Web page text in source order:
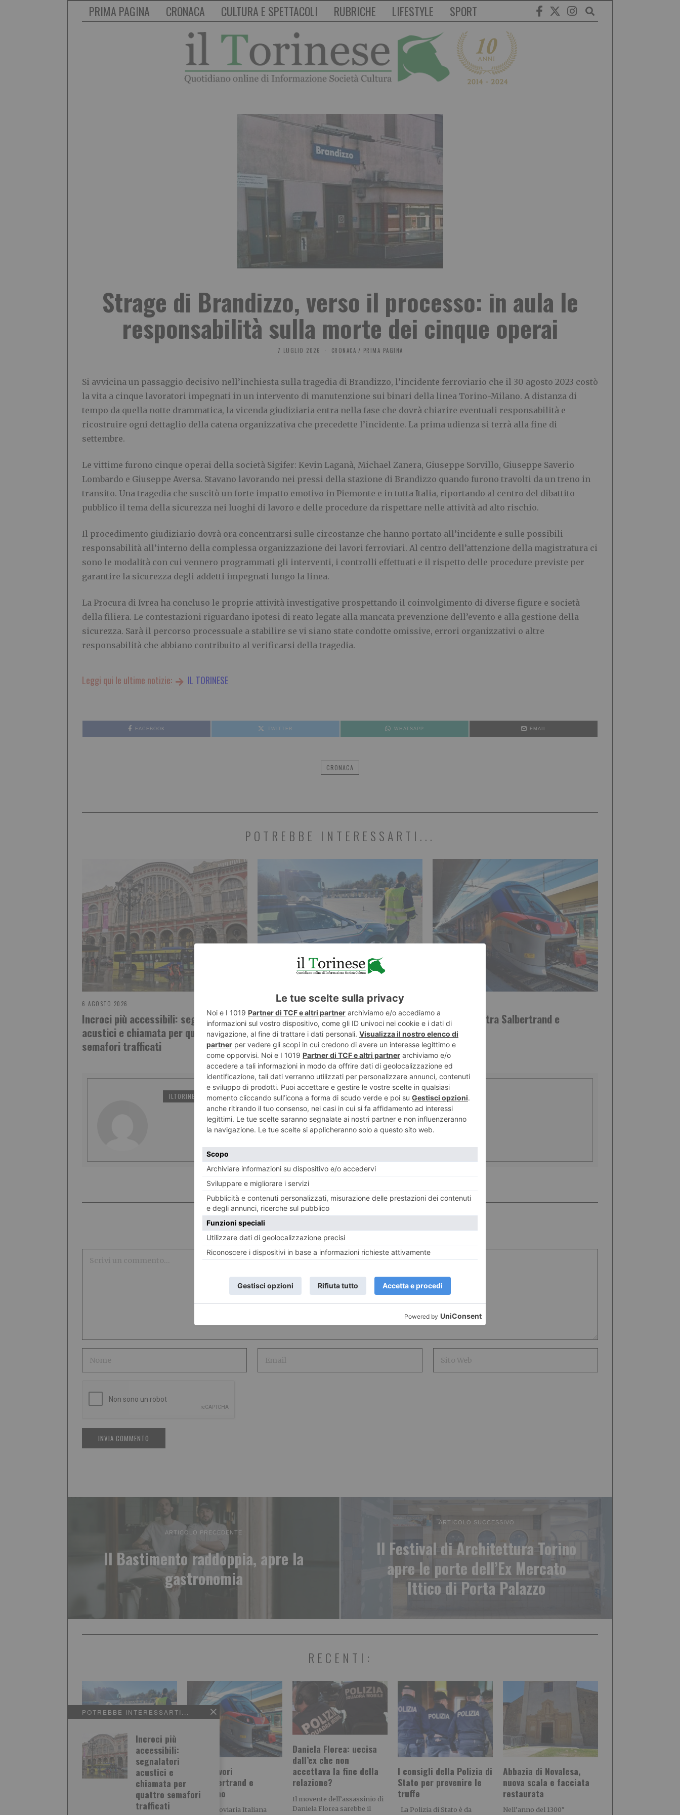
PRIMA PAGINA CRONACA CULTURA E SPETTACOLI RUBRICHE LIFESTYLE SPORT
Strage di Brandizzo, verso il processo: in aula le
responsabilità sulla morte dei cinque operai
7 LUGLIO 2026 CRONACA / PRIMA PAGINA
Si avvicina un passaggio decisivo nell’inchiesta sulla tragedia di Brandizzo, l’incidente ferroviario che il 30 agosto 2023 costò
la vita a cinque lavoratori impegnati in un intervento di manutenzione sui binari della linea Torino-Milano. A distanza di
tempo da quella notte drammatica, la vicenda giudiziaria entra nella fase che dovrà chiarire eventuali responsabilità e
ricostruire ogni dettaglio della catena organizzativa che precedette l’incidente. La prima udienza si terrà alla fine di
settembre.
Le vittime furono cinque operai della società Sigifer: Kevin Laganà, Michael Zanera, Giuseppe Sorvillo, Giuseppe Saverio
Lombardo e Giuseppe Aversa. Stavano lavorando nei pressi della stazione di Brandizzo quando furono travolti da un treno in
transito. Una tragedia che suscitò un forte impatto emotivo in Piemonte e in tutta Italia, riportando al centro del dibattito
pubblico il tema della sicurezza nei luoghi di lavoro e delle procedure da rispettare nelle attività ad alto rischio.
Il procedimento giudiziario dovrà ora concentrarsi sulle circostanze che hanno portato all’incidente e sulle possibili
responsabilità all’interno della complessa organizzazione dei lavori ferroviari. Al centro dell’attenzione della magistratura ci
sono le modalità con cui vennero programmati gli interventi, i controlli effettuati e il rispetto delle procedure previste per
garantire la sicurezza degli addetti impegnati lungo la linea.
La Procura di Ivrea ha concluso le proprie attività investigative prospettando il coinvolgimento di diverse figure e società
della filiera. Le contestazioni riguardano ipotesi di reato legate alla mancata prevenzione dell’evento e alla gestione della
sicurezza. Sarà il percorso processuale a stabilire se vi siano state condotte omissive, errori organizzativi o altre
responsabilità che abbiano contribuito al verificarsi della tragedia.
Leggi qui le ultime notizie: IL TORINESE
FACEBOOK TWITTER WHATSAPP EMAIL
CRONACA
POTREBBE INTERESSARTI...
6 AGOSTO 2026
Incroci più accessibili: segnalatori
acustici e chiamata per quattro
semafori trafficati
6 AGOSTO 2026
Incidente in tangenziale, morto
motociclista
Treni, lavori tra Salbertrand e
Bussoleno
ILTORINESE POST RECENTI
LASCIA UN COMMENTO
POTREBBE INTERESSARTI...
Incroci più
accessibili:
segnalatori
acustici e
chiamata per
quattro semafori
trafficati
ARTICOLO PRECEDENTE
Il Bastimento raddoppia, apre la
gastronomia
ARTICOLO SUCCESSIVO
Il Festival di Architettura Torino
apre le porte dell’Ex Mercato
Ittico di Porta Palazzo
RECENTI:
Incidente in
tangenziale, morto
Oggi, nel pomeriggio , si è
Treni, lavori
tra Salbertrand e
Bussoleno
Rete Ferroviaria Italiana
Daniela Florea: uccisa
dall’ex che non
accettava la fine della
relazione?
Il movente dell’assassinio di
Daniela Florea sarebbe il
I consigli della Polizia di
Stato per prevenire le
truffe
La Polizia di Stato è da
Abbazia di Novalesa,
nuova scala e facciata
restaurata
Nell’anno del 1300°